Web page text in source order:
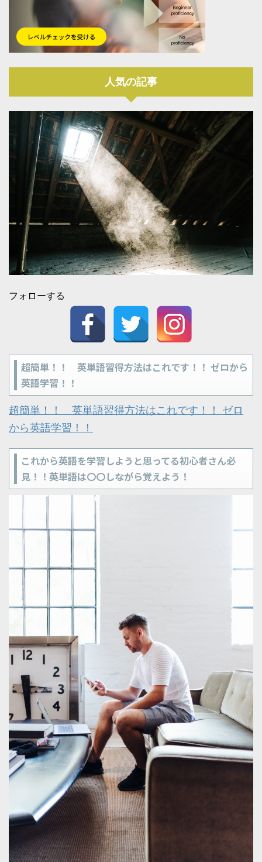
人気の記事
フォローする
超簡単！！ 英単語習得方法はこれです！！ ゼロから
英語学習！！
超簡単！！ 英単語習得方法はこれです！！ ゼロ
から英語学習！！
これから英語を学習しようと思ってる初心者さん必
見！！英単語は〇〇しながら覚えよう！